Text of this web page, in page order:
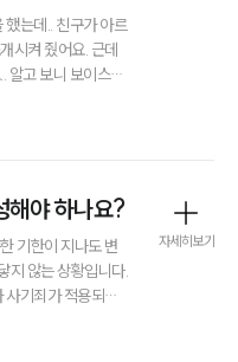
요..?
했는데.. 친구가 아르
시켜 줬어요. 근데
알고 보니 보이스피
지 고민이에요. 그
해야 하나요?
기한이 지나도 변
지 않는 상황입니다.
사기죄가 적용되는
자세히보기